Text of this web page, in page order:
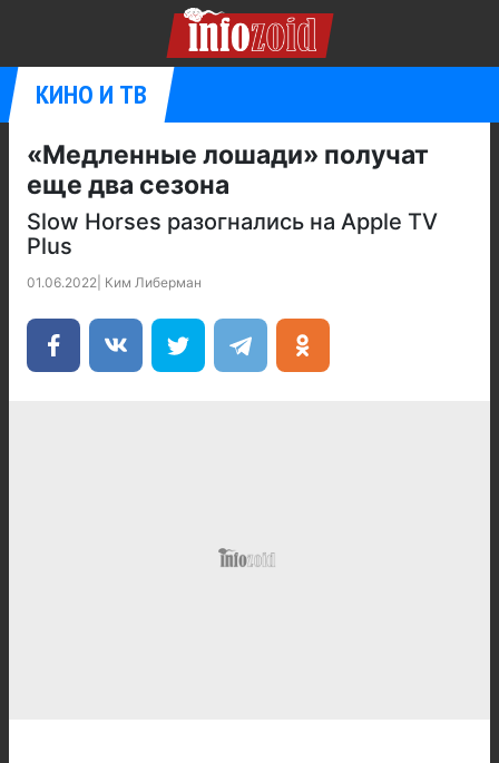
КИНО И ТВ
«Медленные лошади» получат
еще два сезона
Slow Horses разогнались на Apple TV
Plus
01.06.2022 Ким Либерман